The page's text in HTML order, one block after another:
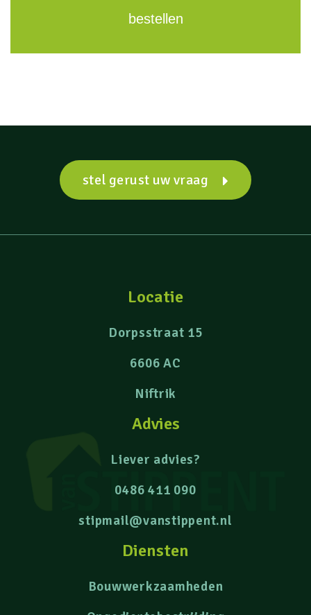
bestellen
stel gerust uw vraag
Locatie
Dorpsstraat 15
6606 AC
Niftrik
Advies
Liever advies?
0486 411 090
stipmail@vanstippent.nl
Diensten
Bouwwerkzaamheden